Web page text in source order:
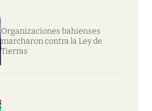
Organizaciones bahienses
marcharon contra la Ley de
Tierras